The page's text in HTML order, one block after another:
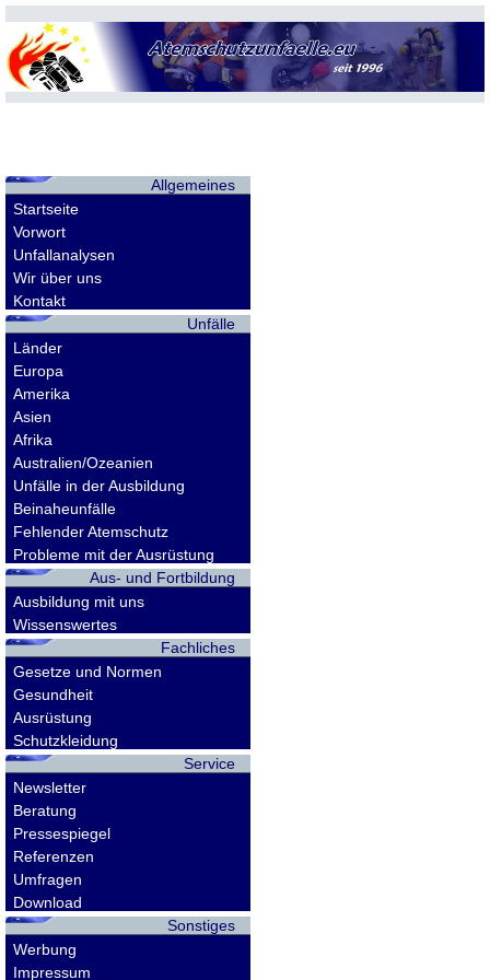
Allgemeines
Startseite
Vorwort
Unfallanalysen
Wir über uns
Kontakt
Unfälle
Länder
Europa
Amerika
Asien
Afrika
Australien/Ozeanien
Unfälle in der Ausbildung
Beinaheunfälle
Fehlender Atemschutz
Probleme mit der Ausrüstung
Aus- und Fortbildung
Ausbildung mit uns
Wissenswertes
Fachliches
Gesetze und Normen
Gesundheit
Ausrüstung
Schutzkleidung
Service
Newsletter
Beratung
Pressespiegel
Referenzen
Umfragen
Download
Sonstiges
Werbung
Impressum